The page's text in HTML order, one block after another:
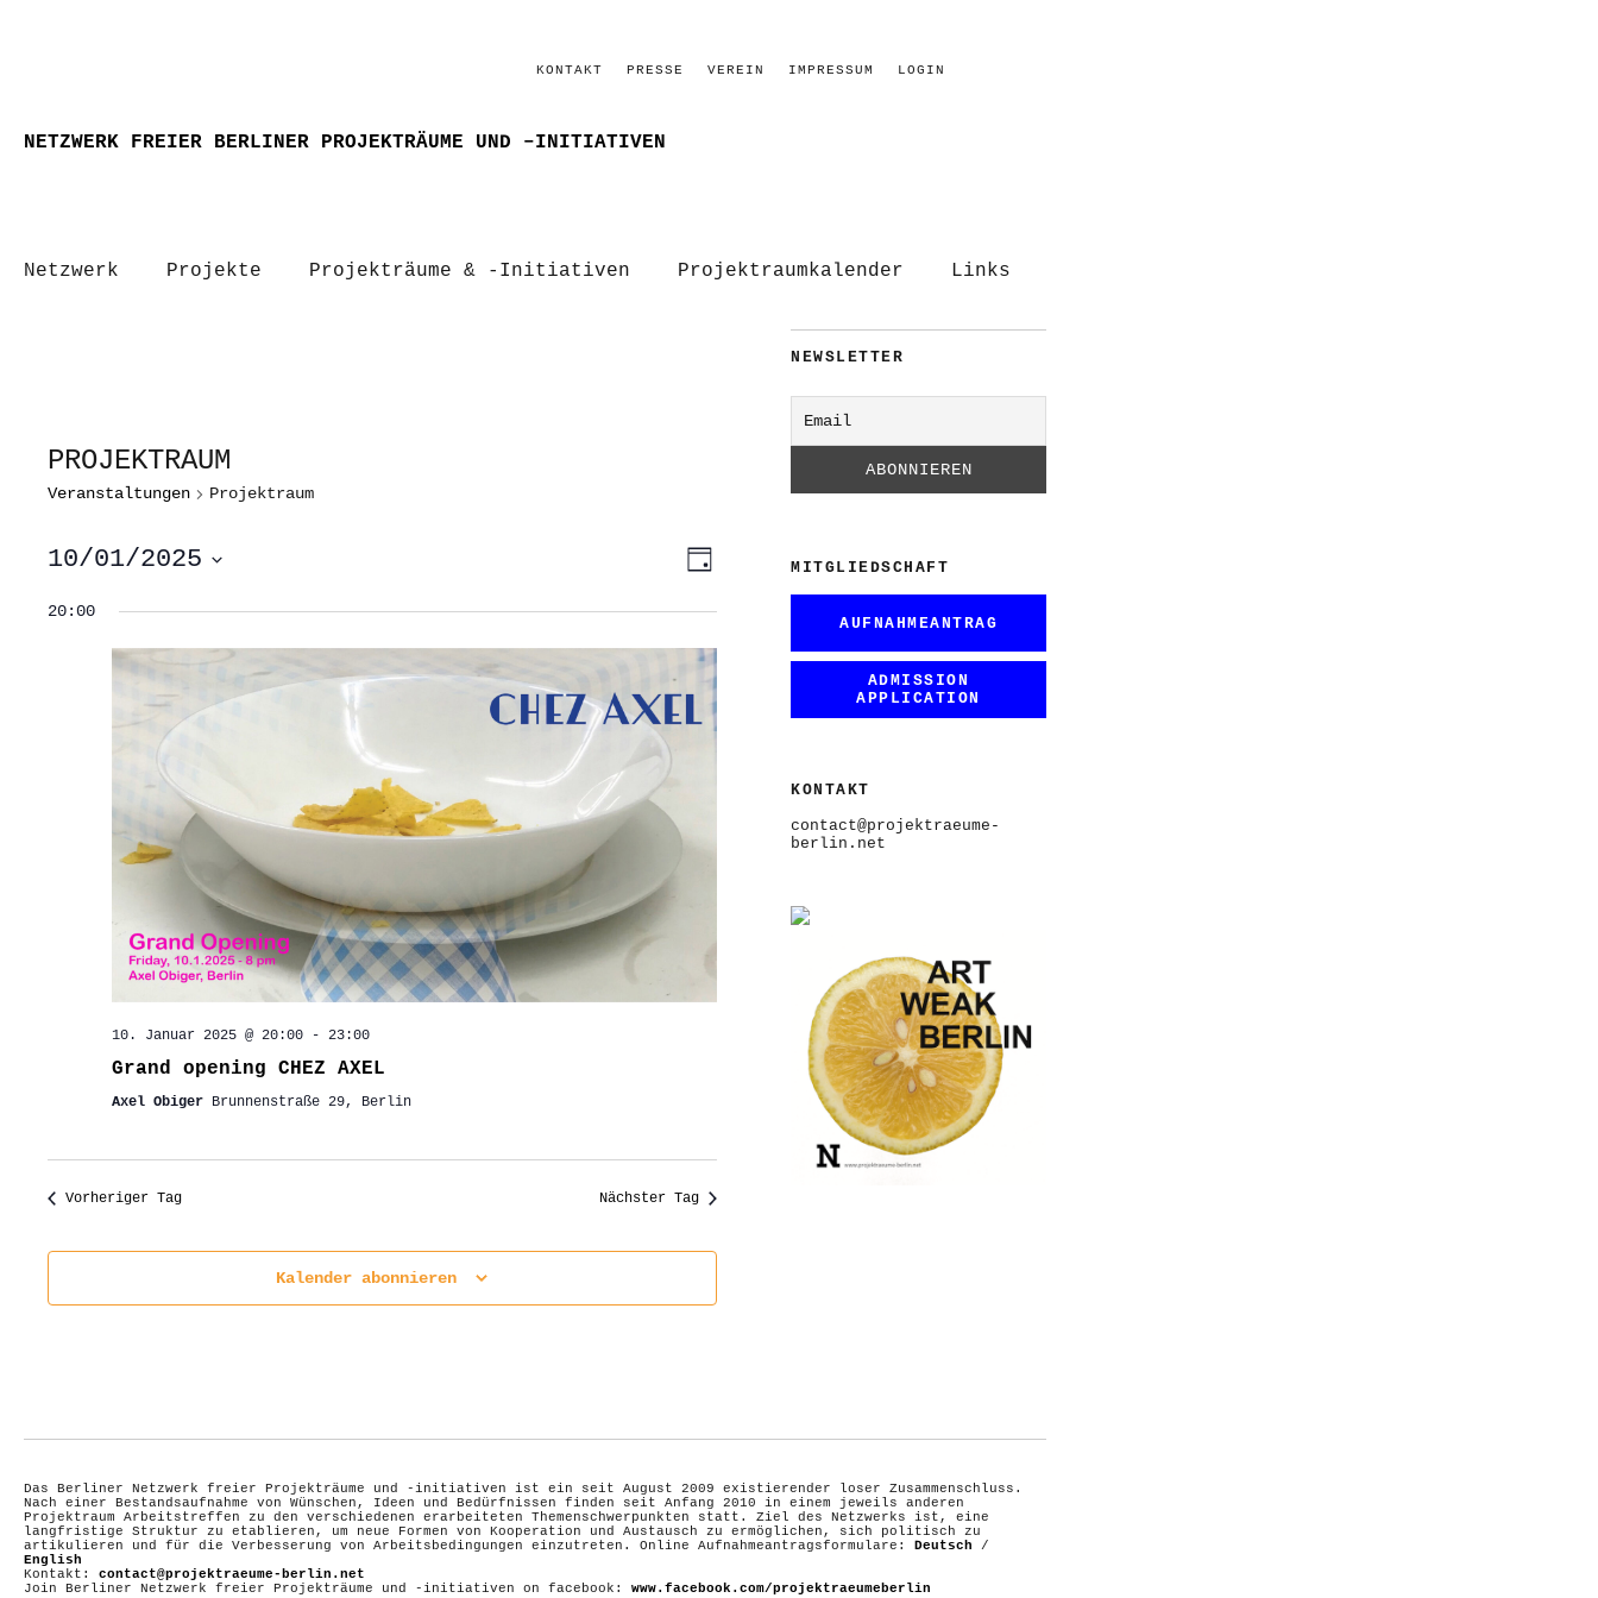
KONTAKT PRESSE VEREIN IMPRESSUM LOGIN
NETZWERK FREIER BERLINER PROJEKTRÄUME UND –INITIATIVEN
Netzwerk Projekte Projekträume & -Initiativen Projektraumkalender Links
PROJEKTRAUM
Veranstaltungen Projektraum
ANSICHTEN-
NAVIGATION
VERANSTALTUNG
ANSICHTEN-
Tag
10/01/2025
wählen.
20:00
10. Januar 2025 @ 20:00- 23:00
Grand opening CHEZ AXEL
Axel Obiger Brunnenstraße 29, Berlin
Vorheriger Tag Nächster Tag
Kalender abonnieren
NEWSLETTER
MITGLIEDSCHAFT
AUFNAHMEANTRAG
ADMISSION
APPLICATION
KONTAKT
contact@projektraeume-
berlin.net
Das Berliner Netzwerk freier Projekträume und -initiativen ist ein seit August 2009 existierender loser Zusammenschluss.
Nach einer Bestandsaufnahme von Wünschen, Ideen und Bedürfnissen finden seit Anfang 2010 in einem jeweils anderen
Projektraum Arbeitstreffen zu den verschiedenen erarbeiteten Themenschwerpunkten statt. Ziel des Netzwerks ist, eine
langfristige Struktur zu etablieren, um neue Formen von Kooperation und Austausch zu ermöglichen, sich politisch zu
artikulieren und für die Verbesserung von Arbeitsbedingungen einzutreten. Online Aufnahmeantragsformulare: Deutsch /
English
Kontakt: contact@projektraeume-berlin.net
Join Berliner Netzwerk freier Projekträume und -initiativen on facebook: www.facebook.com/projektraeumeberlin